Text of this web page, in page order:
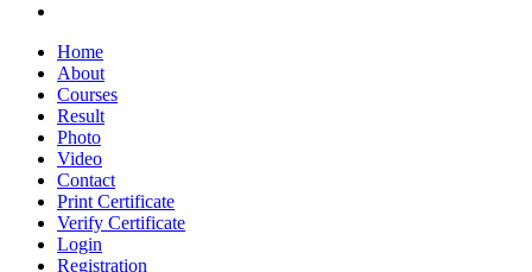
Home
About
Courses
Result
Photo
Video
Contact
Print Certificate
Verify Certificate
Login
Registration